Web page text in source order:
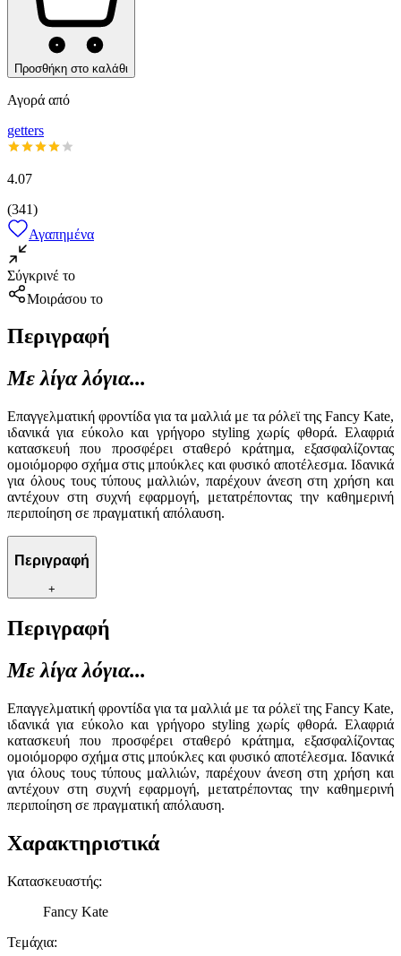
Προσθήκη στο καλάθι
Αγορά από
getters
4.07
(341)
Αγαπημένα
Σύγκρινέ το
Μοιράσου το
Περιγραφή
Με λίγα λόγια...
Επαγγελματική φροντίδα για τα μαλλιά με τα ρόλεϊ της Fancy Kate,
ιδανικά για εύκολο και γρήγορο styling χωρίς φθορά. Ελαφριά
κατασκευή που προσφέρει σταθερό κράτημα, εξασφαλίζοντας
ομοιόμορφο σχήμα στις μπούκλες και φυσικό αποτέλεσμα. Ιδανικά
για όλους τους τύπους μαλλιών, παρέχουν άνεση στη χρήση και
αντέχουν στη συχνή εφαρμογή, μετατρέποντας την καθημερινή
περιποίηση σε πραγματική απόλαυση.
Περιγραφή
+
Περιγραφή
Με λίγα λόγια...
Επαγγελματική φροντίδα για τα μαλλιά με τα ρόλεϊ της Fancy Kate,
ιδανικά για εύκολο και γρήγορο styling χωρίς φθορά. Ελαφριά
κατασκευή που προσφέρει σταθερό κράτημα, εξασφαλίζοντας
ομοιόμορφο σχήμα στις μπούκλες και φυσικό αποτέλεσμα. Ιδανικά
για όλους τους τύπους μαλλιών, παρέχουν άνεση στη χρήση και
αντέχουν στη συχνή εφαρμογή, μετατρέποντας την καθημερινή
περιποίηση σε πραγματική απόλαυση.
Χαρακτηριστικά
Κατασκευαστής:
Fancy Kate
Τεμάχια: